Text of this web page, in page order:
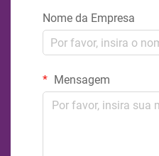
Nome da Empresa
Mensagem